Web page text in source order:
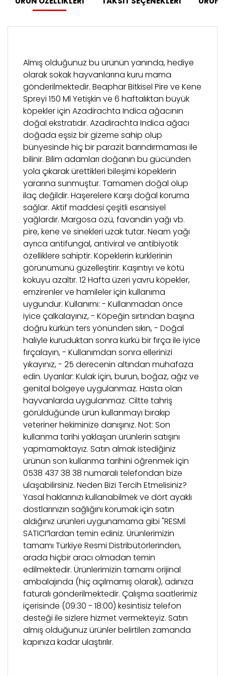
Almış olduğunuz bu ürünün yanında, hediye
olarak sokak hayvanlarına kuru mama
gönderilmektedir. Beaphar Bitkisel Pire ve Kene
Spreyi 150 Ml Yetişkin ve 6 haftalıktan büyük
köpekler için Azadirachta Indica ağacının
doğal ekstratıdır. Azadirachta Indica ağacı
doğada eşsiz bir gizeme sahip olup
bünyesinde hiç bir parazit barındırmaması ile
bilinir. Bilim adamları doğanın bu gücünden
yola çıkarak ürettikleri bileşimi köpeklerin
yararına sunmuştur. Tamamen doğal olup
ilaç değildir. Haşerelere Karşı doğal koruma
sağlar. Aktif maddesi çeşitli esansiyel
yağlardır. Margosa özü, favandin yağı vb.
pire, kene ve sinekleri uzak tutar. Neam yağı
ayrıca antifungal, antiviral ve antibiyotik
özelliklere sahiptir. Köpeklerin kürklerinin
görünümünü güzelleştirir. Kaşıntıyı ve kötü
kokuyu azaltır. 12 Hafta üzeri yavru köpekler,
emzirenler ve hamileler için kullanıma
uygundur. Kullanımı: - Kullanmadan önce
iyice çalkalayınız, - Köpeğin sırtından başına
doğru kürkün ters yönünden sıkın, - Doğal
haliyle kuruduktan sonra kürkü bir fırça ile iyice
fırçalayın, - Kullanımdan sonra ellerinizi
yıkayınız, - 25 derecenin altından muhafaza
edin. Uyarılar: Kulak için, burun, boğaz, ağız ve
genital bölgeye uygulanmaz. Hasta olan
hayvanlarda uygulanmaz. Ciltte tahriş
görüldüğünde ürün kullanmayı bırakıp
veteriner hekiminize danışınız. Not: Son
kullanma tarihi yaklaşan ürünlerin satışını
yapmamaktayız. Satın almak istediğiniz
ürünün son kullanma tarihini öğrenmek için
0538 437 38 38 numaralı telefondan bize
ulaşabilirsiniz. Neden Bizi Tercih Etmelisiniz?
Yasal haklarınızı kullanabilmek ve dört ayaklı
dostlarınızın sağlığını korumak için satın
aldığınız ürünleri uygunamama gibi "RESMİ
SATICI”lardan temin ediniz. Ürünlerimizin
tamamı Türkiye Resmi Distribütörlerinden,
arada hiçbir aracı olmadan temin
edilmektedir. Ürünlerimizin tamamı orijinal
ambalajında (hiç açılmamış olarak), adınıza
faturalı gönderilmektedir. Çalışma saatlerimiz
içerisinde (09:30 - 18:00) kesintisiz telefon
desteği ile sizlere hizmet vermekteyiz. Satın
almış olduğunuz ürünler belirtilen zamanda
kapınıza kadar ulaştırılır.